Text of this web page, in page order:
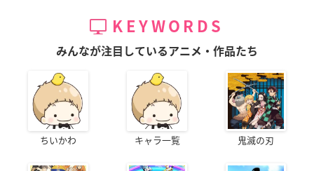
KEYWORDS
みんなが注目しているアニメ・作品たち
ちいかわ キャラ一覧 鬼滅の刃